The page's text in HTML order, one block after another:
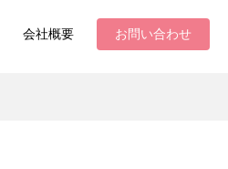
会社概要 お問い合わせ